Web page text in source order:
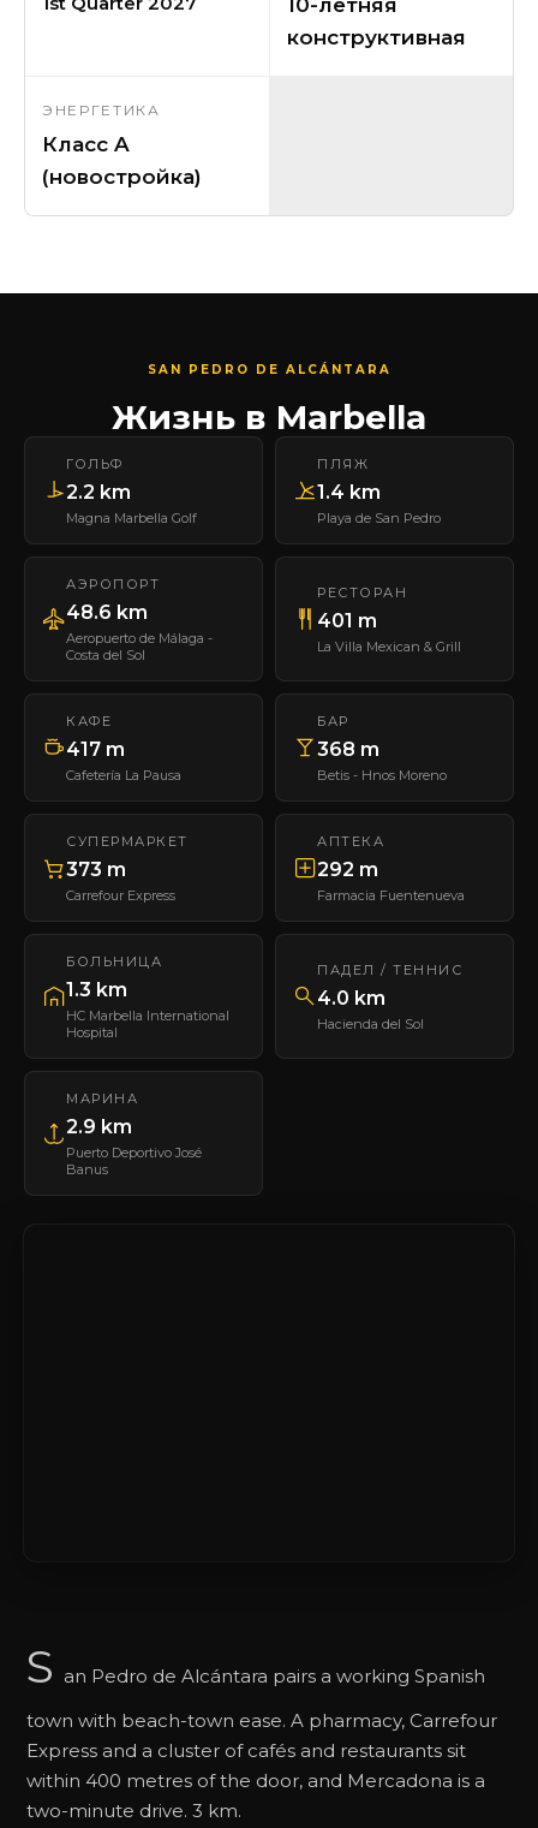
10-летняя
конструктивная
ЭНЕРГЕТИКА
Класс A
(новостройка)
SAN PEDRO DE ALCÁNTARA
Жизнь в Marbella
ГОЛЬФ
2.2 km
Magna Marbella Golf
ПЛЯЖ
1.4 km
Playa de San Pedro
АЭРОПОРТ
48.6 km
Aeropuerto de Málaga -
Costa del Sol
РЕСТОРАН
401 m
La Villa Mexican & Grill
КАФЕ
417 m
Cafetería La Pausa
БАР
368 m
Betis - Hnos Moreno
СУПЕРМАРКЕТ
373 m
Carrefour Express
АПТЕКА
292 m
Farmacia Fuentenueva
БОЛЬНИЦА
1.3 km
HC Marbella International
Hospital
ПАДЕЛ / ТЕННИС
4.0 km
Hacienda del Sol
МАРИНА
2.9 km
Puerto Deportivo José
Banus
S an Pedro de Alcántara pairs a working Spanish
town with beach-town ease. A pharmacy, Carrefour
Express and a cluster of cafés and restaurants sit
within 400 metres of the door, and Mercadona is a
two-minute drive. 3 km.